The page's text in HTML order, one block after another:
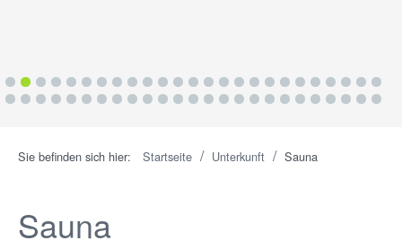
1 2 3 4 5 6 7 8 9 10 11 12 13 14 15 16 17 18 19 20 21 22 23 24 25
26 27 28 29 30 31 32 33 34 35 36 37 38 39 40 41 42 43 44 45 46 47 48 49 50
Sie befinden sich hier: Startseite / Unterkunft / Sauna
Sauna